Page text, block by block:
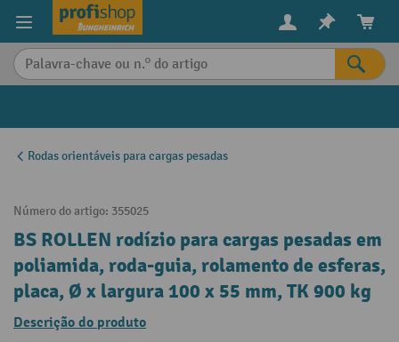
principal
Rodas orientáveis para cargas pesadas
Número do artigo: 355025
BS ROLLEN rodízio para cargas pesadas em
poliamida, roda-guia, rolamento de esferas,
placa, Ø x largura 100 x 55 mm, TK 900 kg
Descrição do produto